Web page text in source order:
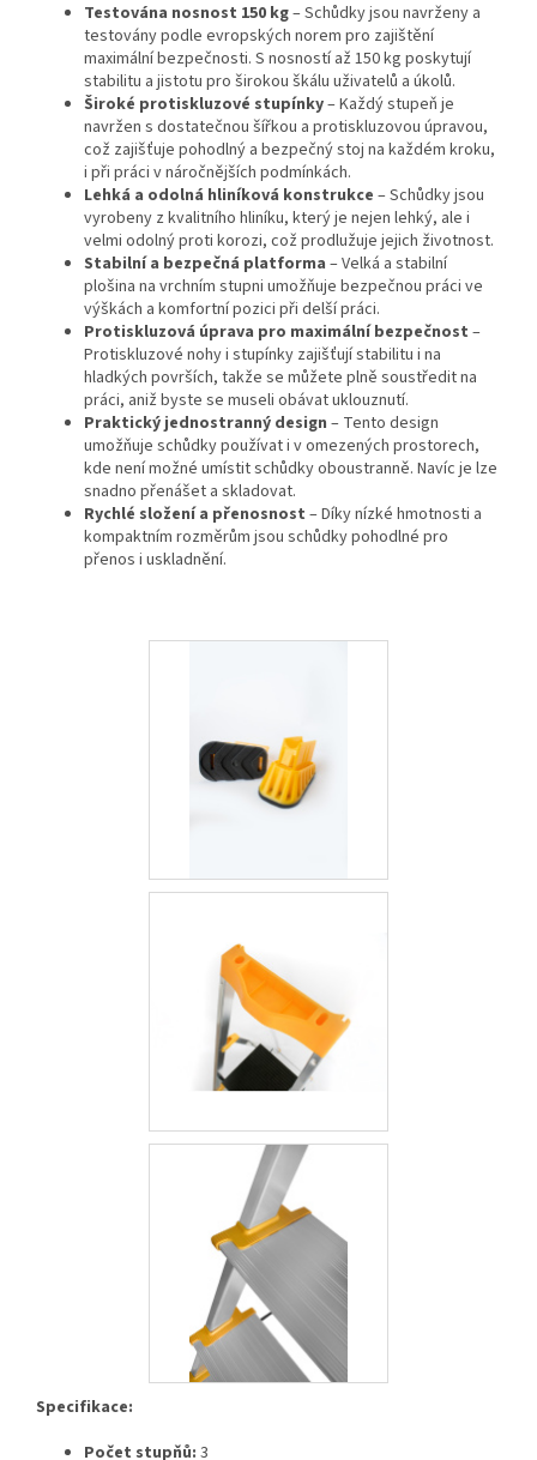
Testována nosnost 150 kg– Schůdky jsou navrženy a
testovány podle evropských norem pro zajištění
maximální bezpečnosti. S nosností až 150 kg poskytují
stabilitu a jistotu pro širokou škálu uživatelů a úkolů.
Široké protiskluzové stupínky– Každý stupeň je
navržen s dostatečnou šířkou a protiskluzovou úpravou,
což zajišťuje pohodlný a bezpečný stoj na každém kroku,
i při práci v náročnějších podmínkách.
Lehká a odolná hliníková konstrukce – Schůdky jsou
vyrobeny z kvalitního hliníku, který je nejen lehký, ale i
velmi odolný proti korozi, což prodlužuje jejich životnost.
Stabilní a bezpečná platforma – Velká a stabilní
plošina na vrchním stupni umožňuje bezpečnou práci ve
výškách a komfortní pozici při delší práci.
Protiskluzová úprava pro maximální bezpečnost –
Protiskluzové nohy i stupínky zajišťují stabilitu i na
hladkých površích, takže se můžete plně soustředit na
práci, aniž byste se museli obávat uklouznutí.
Praktický jednostranný design – Tento design
umožňuje schůdky používat i v omezených prostorech,
kde není možné umístit schůdky oboustranně. Navíc je lze
snadno přenášet a skladovat.
Rychlé složení a přenosnost – Díky nízké hmotnosti a
kompaktním rozměrům jsou schůdky pohodlné pro
přenos i uskladnění.
Specifikace:
Počet stupňů: 3